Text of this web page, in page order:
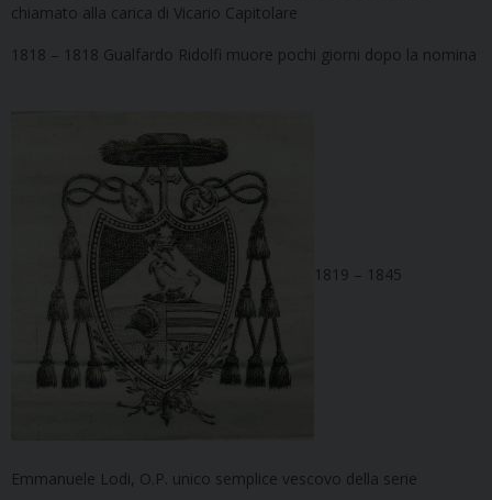
chiamato alla carica di Vicario Capitolare
1818 – 1818 Gualfardo Ridolfi muore pochi giorni dopo la nomina
1819 – 1845
Emmanuele Lodi, O.P. unico semplice vescovo della serie